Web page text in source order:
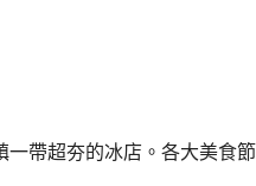
一帶超夯的冰店。各大美食